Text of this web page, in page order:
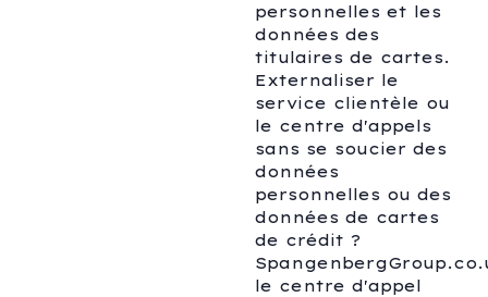
personnelles et les
données des
titulaires de cartes.
Externaliser le
service clientèle ou
le centre d'appels
sans se soucier des
données
personnelles ou des
données de cartes
de crédit ?
le centre d'appel